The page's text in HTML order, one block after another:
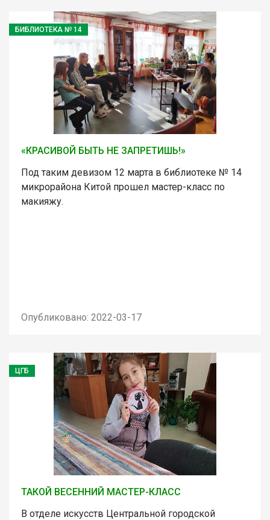
БИБЛИОТЕКА № 14
«КРАСИВОЙ БЫТЬ НЕ ЗАПРЕТИШЬ!»
Под таким девизом 12 марта в библиотеке № 14
микрорайона Китой прошел мастер-класс по
макияжу.
Опубликовано: 2022-03-17
ЦГБ
ТАКОЙ ВЕСЕННИЙ МАСТЕР-КЛАСС
В отделе искусств Центральной городской